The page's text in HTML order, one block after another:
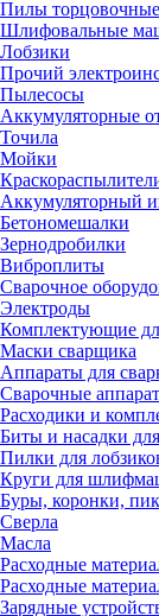
Пилы торцовочные
Шлифовальные
Лобзики
Прочий
Пылесосы
Аккумуляторные
Точила
Мойки
Аккумуляторный
Бетономешалки
Зернодробилки
Виброплиты
Сварочное
Электроды
Комплектующие
Маски сварщика
Аппараты для
Сварочные
Расходики и
Биты и насадки
Пилки для
Круги для
Буры, коронки,
Сверла
Масла
Расходные
Расходные
Зарядные